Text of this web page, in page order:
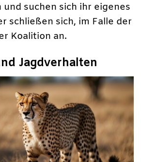
und suchen sich ihr eigenes
schließen sich, im Falle der
Koalition an.
Jagdverhalten